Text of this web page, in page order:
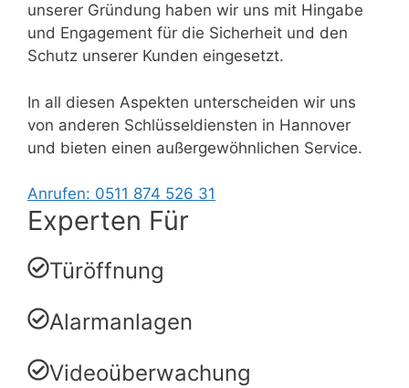
unserer Gründung haben wir uns mit Hingabe
und Engagement für die Sicherheit und den
Schutz unserer Kunden eingesetzt.
In all diesen Aspekten unterscheiden wir uns
von anderen Schlüsseldiensten in Hannover
und bieten einen außergewöhnlichen Service.
Anrufen: 0511 874 526 31
Experten Für
Türöffnung
Alarmanlagen
Videoüberwachung